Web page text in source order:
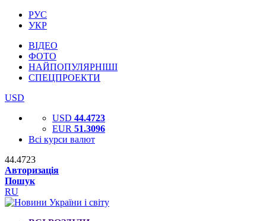
РУС
УКР
ВІДЕО
ФОТО
НАЙПОПУЛЯРНІШІ
СПЕЦПРОЕКТИ
USD
USD 44.4723
EUR 51.3096
Всі курси валют
44.4723
Авторизація
Пошук
RU